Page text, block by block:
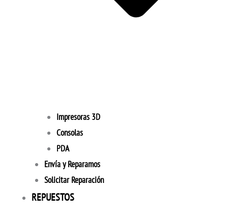
Impresoras 3D
Consolas
PDA
Envía y Reparamos
Solicitar Reparación
REPUESTOS